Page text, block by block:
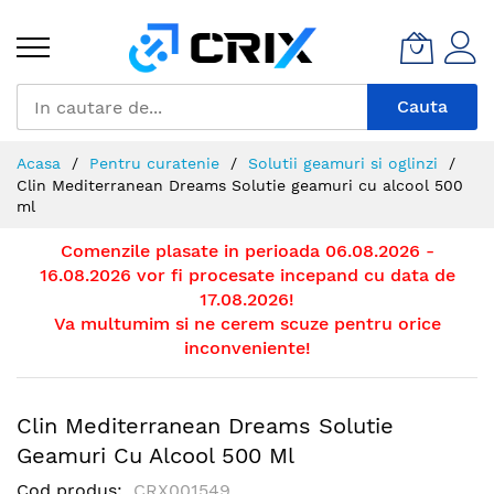
Continut
Cauta
Acasa Pentru curatenie
Solutii geamuri si oglinzi
Clin Mediterranean Dreams Solutie geamuri cu alcool 500
ml
Comenzile plasate in perioada 06.08.2026 -
16.08.2026 vor fi procesate incepand cu data de
17.08.2026!
Va multumim si ne cerem scuze pentru orice
inconveniente!
Clin Mediterranean Dreams Solutie
Geamuri Cu Alcool 500 Ml